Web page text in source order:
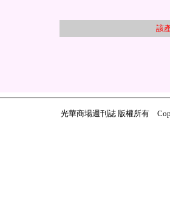
該
光華商場週刊誌 版權所有